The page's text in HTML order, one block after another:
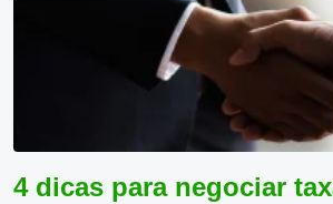
4 dicas para negociar